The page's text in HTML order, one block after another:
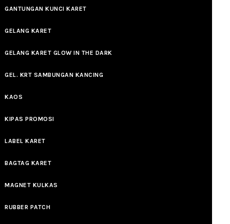
GANTUNGAN KUNCI KARET
GELANG KARET
GELANG KARET GLOW IN THE DARK
GEL. KRT SAMBUNGAN KANCING
KAOS
KIPAS PROMOSI
LABEL KARET
BAGTAG KARET
MAGNET KULKAS
RUBBER PATCH